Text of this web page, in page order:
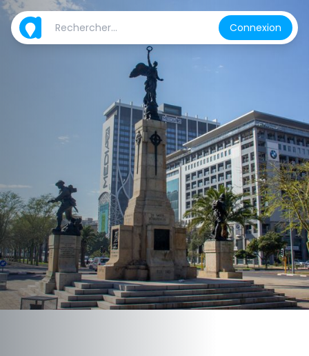
Connexion